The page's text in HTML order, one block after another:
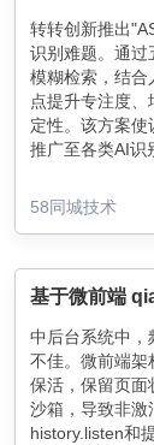
转转创新推出
识别难题。通过
模糊检索，结合
点提升专注度
定性。该方案
推广至各类AI识
58同城技术
基于微前端
中后台系统中，
不佳。微前端架
保活，保留页面
沙箱，导致非激
history.listen和